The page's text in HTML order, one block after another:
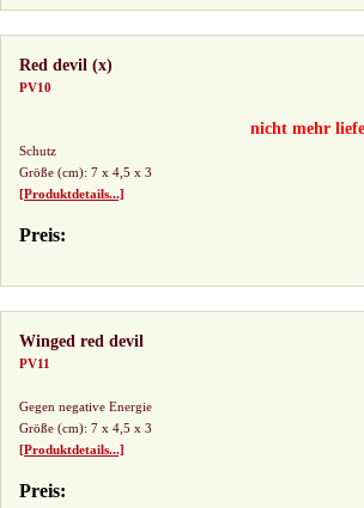
Red devil (x)
PV10
nicht mehr
Schutz
Größe (cm): 7 x 4,5 x 3
[Produktdetails...]
Preis:
Winged red devil
PV11
Gegen negative Energie
Größe (cm): 7 x 4,5 x 3
[Produktdetails...]
Preis: